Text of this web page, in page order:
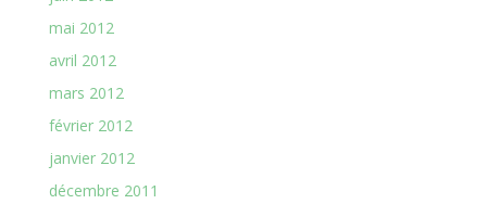
mai 2012
avril 2012
mars 2012
février 2012
janvier 2012
décembre 2011